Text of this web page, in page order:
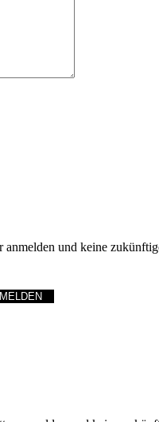
anmelden und keine